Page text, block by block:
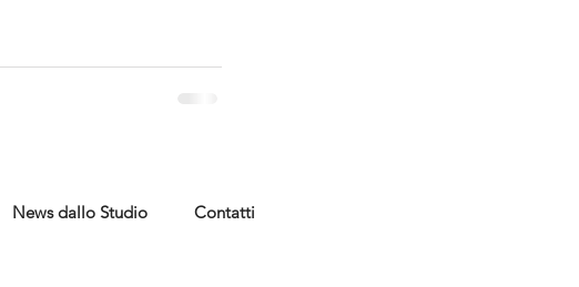
News dallo Studio Contatti